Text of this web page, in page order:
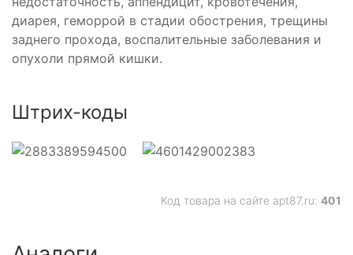
диарея, геморрой в стадии обострения, трещины
заднего прохода, воспалительные заболевания и
опухоли прямой кишки.
Штрих-коды
Код товара на сайте apt87.ru: 401